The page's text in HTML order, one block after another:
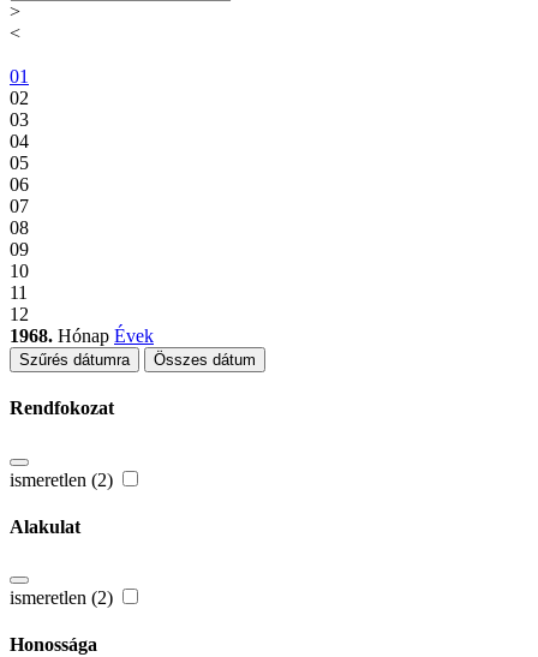
>
<
01
02
03
04
05
06
07
08
09
10
11
12
1968. Hónap Évek
Szűrés dátumra Összes dátum
Rendfokozat
ismeretlen (2)
Alakulat
ismeretlen (2)
Honossága